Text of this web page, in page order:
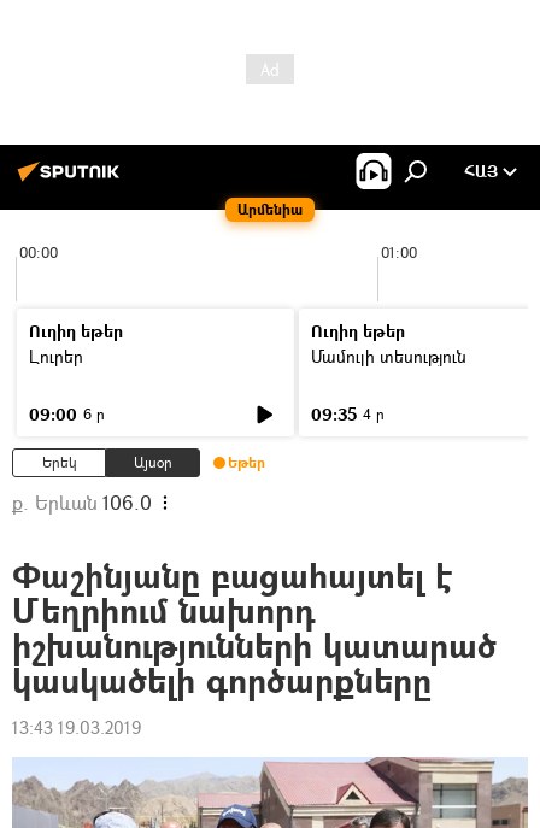
Արմենիա
ՀԱՅ
00:00 01:00
Ուղիղ եթեր
Լուրեր
09:00 6 ր
Ուղիղ եթեր
Մամուլի տեսություն
09:35 4 ր
Երեկ Այսօր Եթեր
ք. Երևան 106.0
Փաշինյանը բացահայտել է
Մեղրիում նախորդ
իշխանությունների կատարած
կասկածելի գործարքները
13:43 19.03.2019